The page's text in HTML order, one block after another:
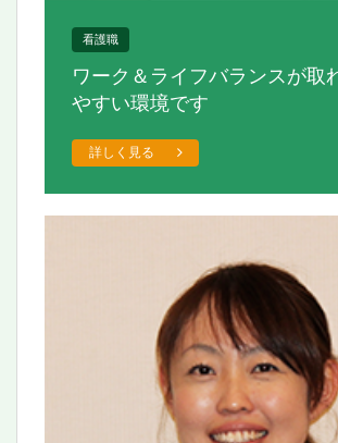
看護職
ワーク＆ライフバランスが取
やすい環境です
詳しく見る